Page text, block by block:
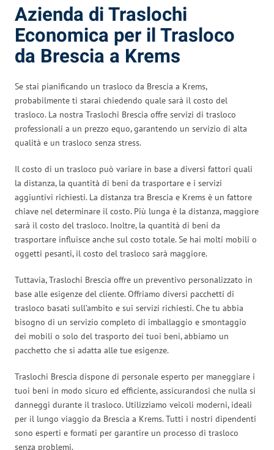
Azienda di Traslochi
Economica per il Trasloco
da Brescia a Krems
Se stai pianificando un trasloco da Brescia a Krems,
probabilmente ti starai chiedendo quale sarà il costo del
trasloco. La nostra Traslochi Brescia offre servizi di trasloco
professionali a un prezzo equo, garantendo un servizio di alta
qualità e un trasloco senza stress.
Il costo di un trasloco può variare in base a diversi fattori quali
la distanza, la quantità di beni da trasportare e i servizi
aggiuntivi richiesti. La distanza tra Brescia e Krems è un fattore
chiave nel determinare il costo. Più lunga è la distanza, maggiore
sarà il costo del trasloco. Inoltre, la quantità di beni da
trasportare influisce anche sul costo totale. Se hai molti mobili o
oggetti pesanti, il costo del trasloco sarà maggiore.
Tuttavia, Traslochi Brescia offre un preventivo personalizzato in
base alle esigenze del cliente. Offriamo diversi pacchetti di
trasloco basati sull’ambito e sui servizi richiesti. Che tu abbia
bisogno di un servizio completo di imballaggio e smontaggio
dei mobili o solo del trasporto dei tuoi beni, abbiamo un
pacchetto che si adatta alle tue esigenze.
Traslochi Brescia dispone di personale esperto per maneggiare i
tuoi beni in modo sicuro ed efficiente, assicurandosi che nulla si
danneggi durante il trasloco. Utilizziamo veicoli moderni, ideali
per il lungo viaggio da Brescia a Krems. Tutti i nostri dipendenti
sono esperti e formati per garantire un processo di trasloco
senza problemi.